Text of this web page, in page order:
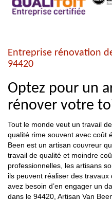
Entreprise rénovation
94420
Optez pour un
rénover votre
Tout le monde veut un travail
qualité rime souvent avec coût
Been est un artisan couvreur
travail de qualité et moindre
professionnelles, les artisans
ils peuvent réaliser des
avez besoin d’en engager un
dans le 94420, Artisan Van